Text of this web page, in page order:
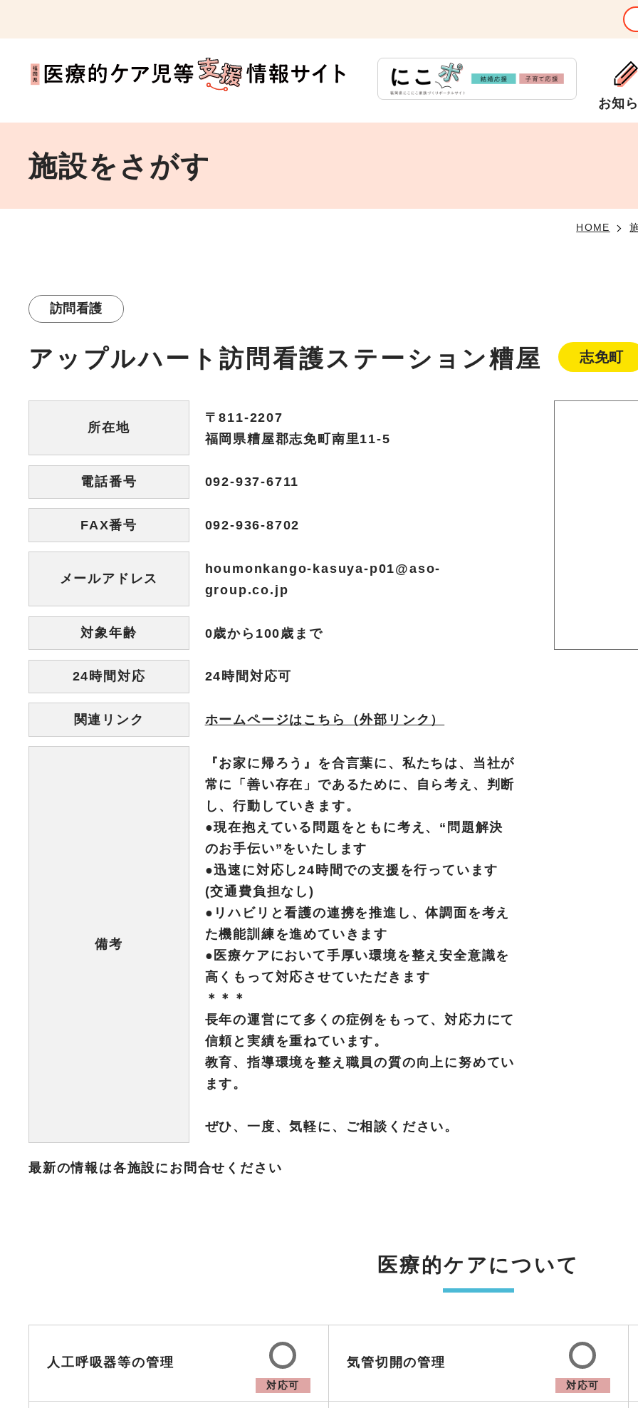
お知
施設をさがす
HOME
訪問看護
アップルハート訪問看護ステーション糟屋 志免町
所在地
〒811-2207
福岡県糟屋郡志免町南里11-5
電話番号 092-937-6711
FAX番号 092-936-8702
メールアドレス
houmonkango-kasuya-p01@aso-
group.co.jp
対象年齢 0歳から100歳まで
24時間対応 24時間対応可
関連リンク ホームページはこちら（外部リンク）
備考
『お家に帰ろう』を合言葉に、私たちは、当社が
常に「善い存在」であるために、自ら考え、判断
し、行動していきます。
●現在抱えている問題をともに考え、“問題解決
のお手伝い”をいたします
●迅速に対応し24時間での支援を行っています
(交通費負担なし)
●リハビリと看護の連携を推進し、体調面を考え
た機能訓練を進めていきます
●医療ケアにおいて手厚い環境を整え安全意識を
高くもって対応させていただきます
＊＊＊
長年の運営にて多くの症例をもって、対応力にて
信頼と実績を重ねています。
教育、指導環境を整え職員の質の向上に努めてい
ます。
ぜひ、一度、気軽に、ご相談ください。
最新の情報は各施設にお問合せください
医療的ケアについて
人工呼吸器等の管理
対応可
気管切開の管理
対応可